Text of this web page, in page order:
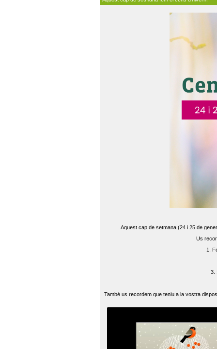
Aquest cap de setmana (24 i 25 de
Us
1.
3.
També us recordem que teniu a la vostra